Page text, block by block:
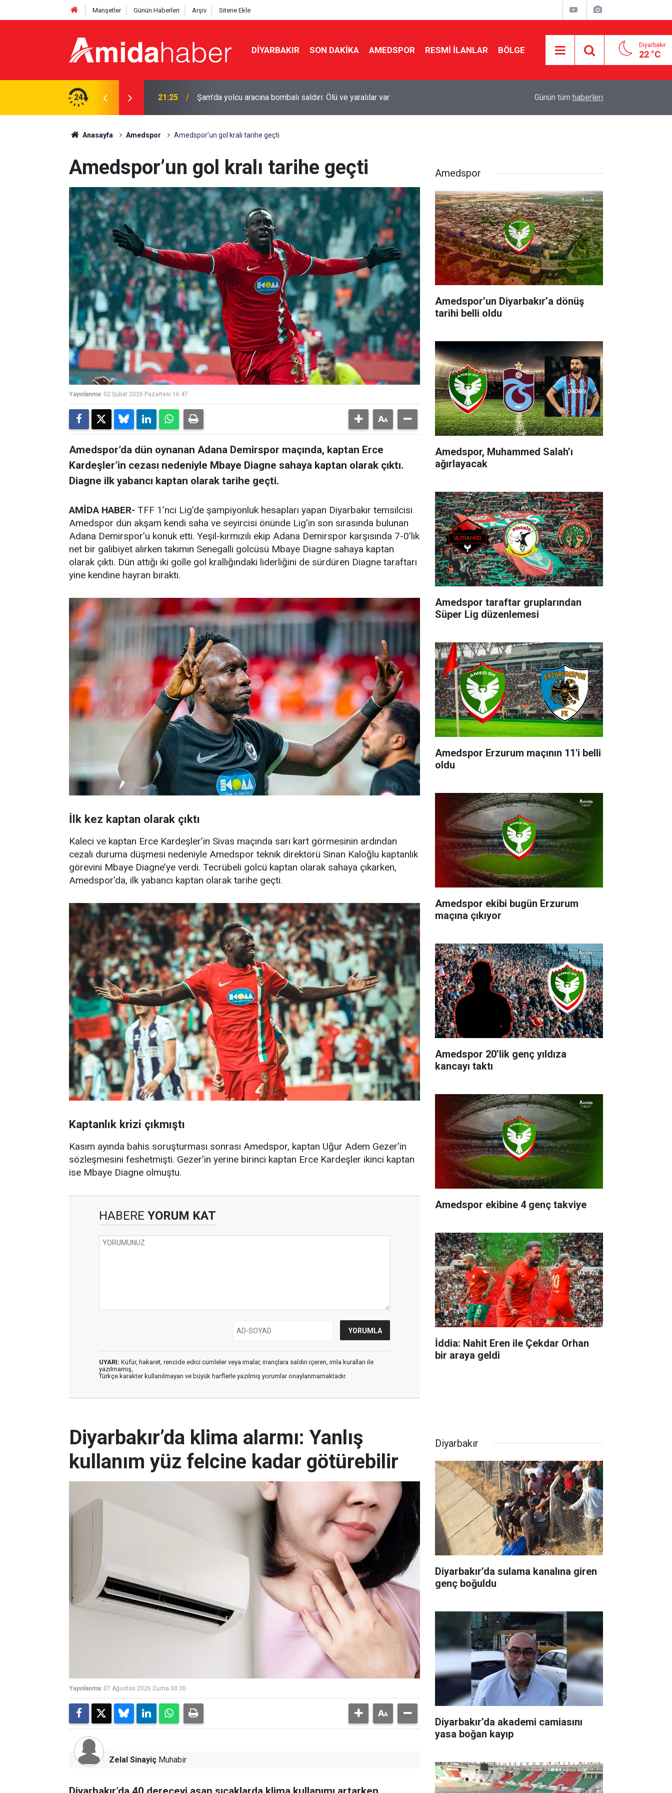
Manşetler Günün Haberleri Arşiv Sitene Ekle
DIYARBAKIR SON DAKIKA AMEDSPOR RESMI İLANLAR BÖLGE Diyarbakır
22 °C
24
Ölü ve yaralılar var 20:44 Diyarbakır’da sulama kanalına giren genç boğuldu Cengiz Çandar’dan çerçeve yasa açıklaması
Günün tüm haberleri
Anasayfa Amedspor Amedspor’un gol kralı tarihe geçti
Amedspor’un gol kralı tarihe geçti
Yayınlanma: 02 Şubat 2026 Pazartesi 16:47
Amedspor’da dün oynanan Adana Demirspor maçında, kaptan Erce
Kardeşler’in cezası nedeniyle Mbaye Diagne sahaya kaptan olarak çıktı.
Diagne ilk yabancı kaptan olarak tarihe geçti.
AMİDA HABER- TFF 1’nci Lig’de şampiyonluk hesapları yapan Diyarbakır temsilcisi
Amedspor dün akşam kendi saha ve seyircisi önünde Lig’in son sırasında bulunan
Adana Demirspor’u konuk etti. Yeşil-kırmızılı ekip Adana Demirspor karşısında 7-0’lık
net bir galibiyet alırken takımın Senegalli golcüsü Mbaye Diagne sahaya kaptan
olarak çıktı. Dün attığı iki golle gol krallığındaki liderliğini de sürdüren Diagne taraftarı
yine kendine hayran bıraktı.
İlk kez kaptan olarak çıktı
Kaleci ve kaptan Erce Kardeşler’in Sivas maçında sarı kart görmesinin ardından
cezalı duruma düşmesi nedeniyle Amedspor teknik direktörü Sinan Kaloğlu kaptanlık
görevini Mbaye Diagne’ye verdi. Tecrübeli golcü kaptan olarak sahaya çıkarken,
Amedspor’da, ilk yabancı kaptan olarak tarihe geçti.
Kaptanlık krizi çıkmıştı
Kasım ayında bahis soruşturması sonrası Amedspor, kaptan Uğur Adem Gezer’in
sözleşmesini feshetmişti. Gezer’in yerine birinci kaptan Erce Kardeşler ikinci kaptan
ise Mbaye Diagne olmuştu.
HABERE YORUM KAT
UYARI: Küfür, hakaret, rencide edici cümleler veya imalar, inançlara saldırı içeren, imla kuralları ile
yazılmamış,
Türkçe karakter kullanılmayan ve büyük harflerle yazılmış yorumlar onaylanmamaktadır.
Amedspor
Amedspor’un Diyarbakır’a dönüş
tarihi belli oldu
Amedspor, Muhammed Salah’ı
ağırlayacak
Amedspor taraftar gruplarından
Süper Lig düzenlemesi
Amedspor Erzurum maçının 11'i belli
oldu
Amedspor ekibi bugün Erzurum
maçına çıkıyor
Amedspor 20’lik genç yıldıza
kancayı taktı
Amedspor ekibine 4 genç takviye
İddia: Nahit Eren ile Çekdar Orhan
bir araya geldi
Diyarbakır’da klima alarmı: Yanlış
kullanım yüz felcine kadar götürebilir
Yayınlanma: 07 Ağustos 2026 Cuma 00:30
Zelal Sinayiç Muhabir
Diyarbakır
Diyarbakır’da sulama kanalına giren
genç boğuldu
Diyarbakır’da akademi camiasını
yasa boğan kayıp